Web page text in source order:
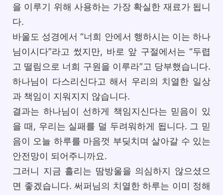
을 이루기 위해 사용하는 가장 확실한 재료가 됩니
다.
바울도 성경에서 “너희 안에서 행하시는 이는 하나
님이시다”라고 썼지만, 바로 앞 구절에서는 “두렵
고 떨림으로 너희 구원을 이루라”고 당부했습니다.
하나님이 다스리신다고 해서 우리의 치열한 일상
과 책임이 지워지지 않습니다.
결과는 하나님이 선하게 책임지신다는 믿음이 있
을 때, 우리는 실패를 덜 두려워하게 됩니다. 그 믿
음이 오늘 하루를 마음껏 부딪치며 살아갈 수 있는
안전망이 되어주니까요.
그러니 지금 흘리는 땀방울을 의심하지 않으셨으
면 좋겠습니다. 써퍼님의 치열한 하루는 이미 정해